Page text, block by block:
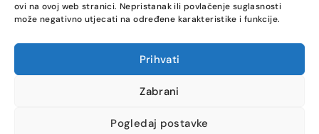
ovi na ovoj web stranici. Nepristanak ili povlačenje suglasnosti
može negativno utjecati na određene karakteristike i funkcije.
Prihvati
Zabrani
Pogledaj postavke
COMPARE (0)